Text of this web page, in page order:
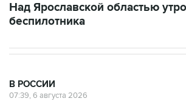
Над Ярославской областью
беспилотника
В РОССИИ
07:39, 6 августа 2026